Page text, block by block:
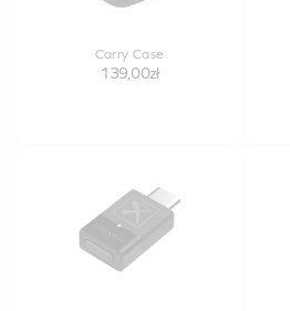
Carry Case
139,00zł